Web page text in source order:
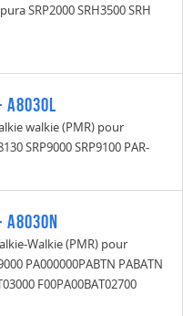
SRP2000 SRH3500 SRH
A8030L
walkie (PMR) pour
SRP9000 SRP9100 PAR-
A8030N
Walkie (PMR) pour
PA000000PABTN PABATN
F00PA00BAT02700